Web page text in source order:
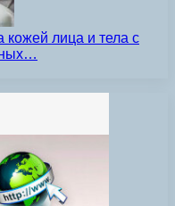
лица и тела с